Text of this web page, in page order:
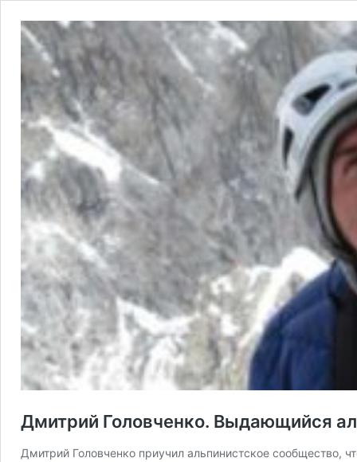
Дмитрий Головченко. Выдающийся
Дмитрий Головченко приучил альпинистское сообщество,